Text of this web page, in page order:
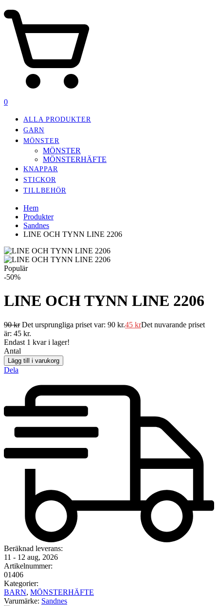
0
ALLA PRODUKTER
GARN
MÖNSTER
MÖNSTER
MÖNSTERHÄFTE
KNAPPAR
STICKOR
TILLBEHÖR
Hem
Produkter
Sandnes
LINE OCH TYNN LINE 2206
Populär
-50%
LINE OCH TYNN LINE 2206
90kr Det ursprungliga priset var: 90 kr.45 krDet nuvarande priset
är: 45 kr.
Endast 1 kvar i lager!
Antal
Lägg till i varukorg
Dela
Beräknad leverans:
11 - 12 aug, 2026
Artikelnummer:
01406
Kategorier:
BARN, MÖNSTERHÄFTE
Varumärke: Sandnes